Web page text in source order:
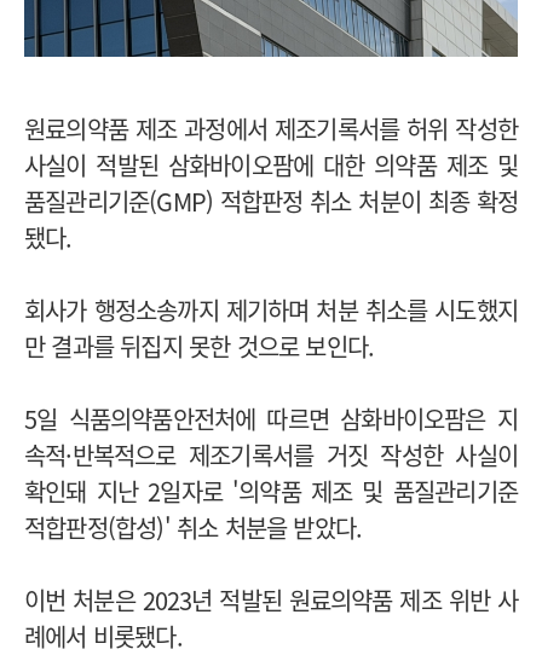
원료의약품 제조 과정에서 제조기록서를 허위 작성한
사실이 적발된 삼화바이오팜에 대한 의약품 제조 및
품질관리기준(GMP) 적합판정 취소 처분이 최종 확정
됐다.
회사가 행정소송까지 제기하며 처분 취소를 시도했지
만 결과를 뒤집지 못한 것으로 보인다.
5일 식품의약품안전처에 따르면 삼화바이오팜은 지
속적·반복적으로 제조기록서를 거짓 작성한 사실이
확인돼 지난 2일자로 '의약품 제조 및 품질관리기준
적합판정(합성)' 취소 처분을 받았다.
이번 처분은 2023년 적발된 원료의약품 제조 위반 사
례에서 비롯됐다.